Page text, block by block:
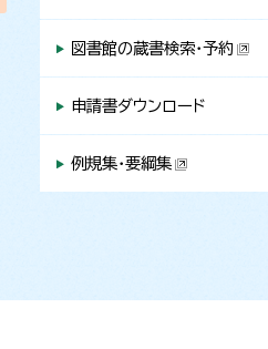
図書館の蔵書検索・予約
申請書ダウンロード
例規集・要綱集